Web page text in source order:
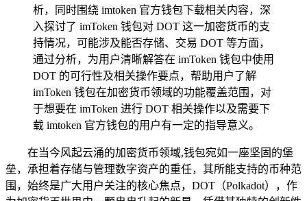
析，同时围绕 imtoken 官方钱包下载相关内容，深
入探讨了 imToken 钱包对 DOT 这一加密货币的支
持情况，可能涉及能否存储、交易 DOT 等方面，
通过分析，为用户清晰解答在 imToken 钱包中使用
DOT 的可行性及相关操作要点，帮助用户了解
imToken 钱包在加密货币领域的功能覆盖范围，对
于想要在 imToken 进行 DOT 相关操作以及需要下
载 imtoken 官方钱包的用户有一定的指导意义。
在当今风起云涌的加密货币领域,钱包宛如一座坚固的堡
垒，承担着存储与管理数字资产的重任，其所能支持的币种范
围，始终是广大用户关注的核心焦点，DOT（Polkadot），作